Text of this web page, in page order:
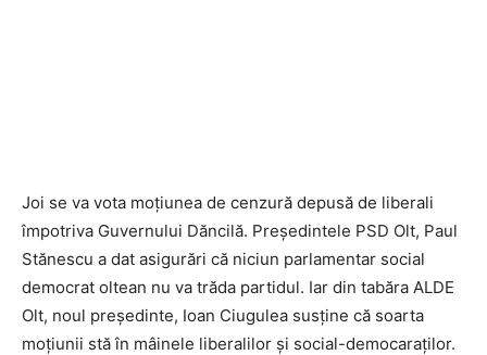
Joi se va vota moțiunea de cenzură depusă de liberali
împotriva Guvernului Dăncilă. Președintele PSD Olt, Paul
Stănescu a dat asigurări că niciun parlamentar social
democrat oltean nu va trăda partidul. Iar din tabăra ALDE
Olt, noul președinte, Ioan Ciugulea susține că soarta
moțiunii stă în mâinele liberalilor și social-democaraților.